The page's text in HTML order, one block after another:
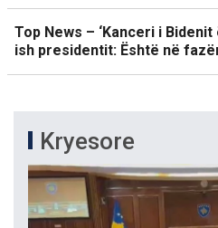
Top News – ‘Kanceri i
ish presidentit: Është në
Kryesore